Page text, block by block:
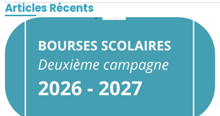
Articles Récents